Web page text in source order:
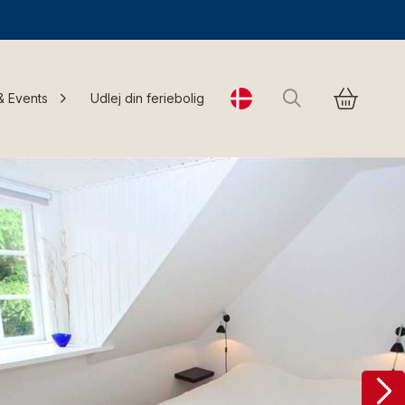
Events Udlej din feriebolig Change language
Søg